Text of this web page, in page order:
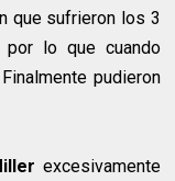
que sufrieron los 3
por lo que cuando
pudieron
excesivamente